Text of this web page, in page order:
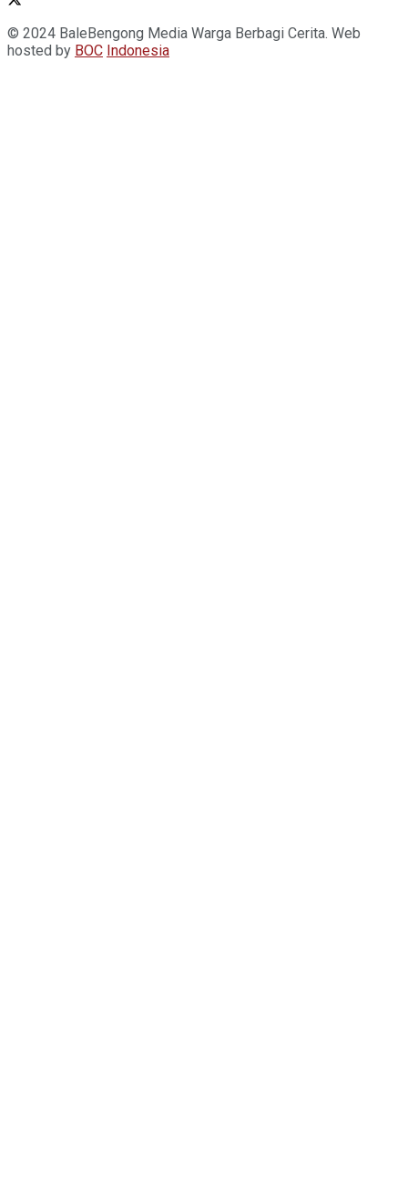
© 2024 BaleBengong Media Warga Berbagi Cerita. Web
hosted by BOC Indonesia